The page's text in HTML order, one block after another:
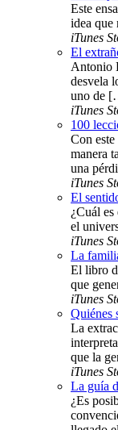
Este
idea que
iTunes
El
Antonio
desvela
uno de
iTunes
100
Con
manera
una
iTunes
El
¿Cuál es
el
iTunes
La
El libro
que
iTunes
Quiénes
La
que la
iTunes
La guía
¿Es